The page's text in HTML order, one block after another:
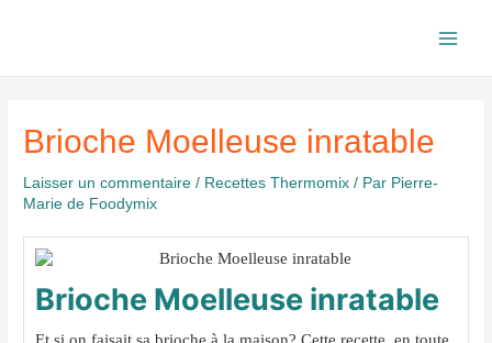
Brioche Moelleuse inratable
Laisser un commentaire / Recettes Thermomix / Par Pierre-
Marie de Foodymix
Brioche Moelleuse inratable